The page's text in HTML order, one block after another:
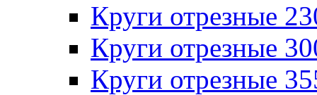
Круги отрезные
Круги отрезные
Круги отрезные